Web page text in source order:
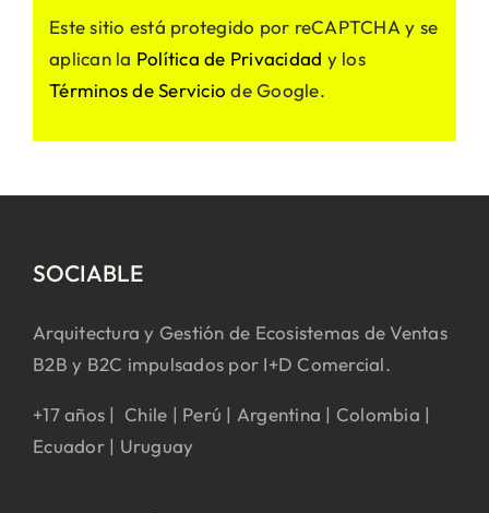
Este sitio está protegido por reCAPTCHA y se
aplican la Política de Privacidad y los
Términos de Servicio de Google.
SOCIABLE
Arquitectura y Gestión de Ecosistemas de Ventas
B2B y B2C impulsados por I+D Comercial.
+17 años | Chile | Perú | Argentina | Colombia |
Ecuador | Uruguay